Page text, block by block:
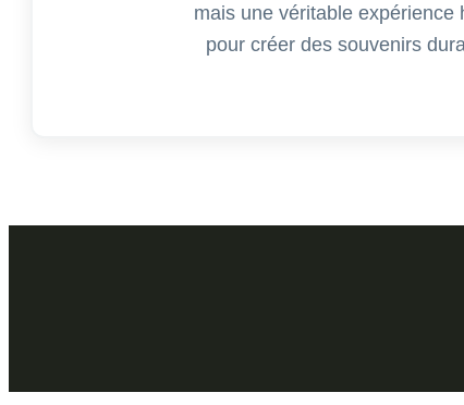
mais une véritable
pour créer des souvenirs